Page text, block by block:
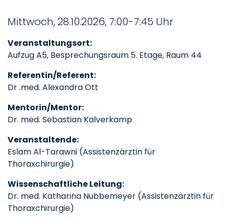
Mittwoch, 28.10.2026, 7:00-7:45 Uhr
Veranstaltungsort:
Aufzug A5, Besprechungsraum 5. Etage, Raum 44
Referentin/Referent:
Dr .med. Alexandra Ott
Mentorin/Mentor:
Dr. med. Sebastian Kalverkamp
Veranstaltende:
Eslam Al-Tarawni (Assistenzärztin für
Thoraxchirurgie)
Wissenschaftliche Leitung:
Dr. med. Katharina Nubbemeyer (Assistenzärztin für
Thoraxchirurgie)